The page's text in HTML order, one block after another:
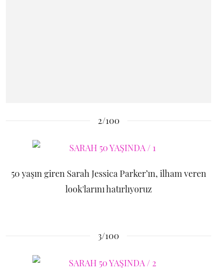
2/100
50 yaşın giren Sarah Jessica Parker’ın, ilham veren
look'larını hatırlıyoruz
3/100